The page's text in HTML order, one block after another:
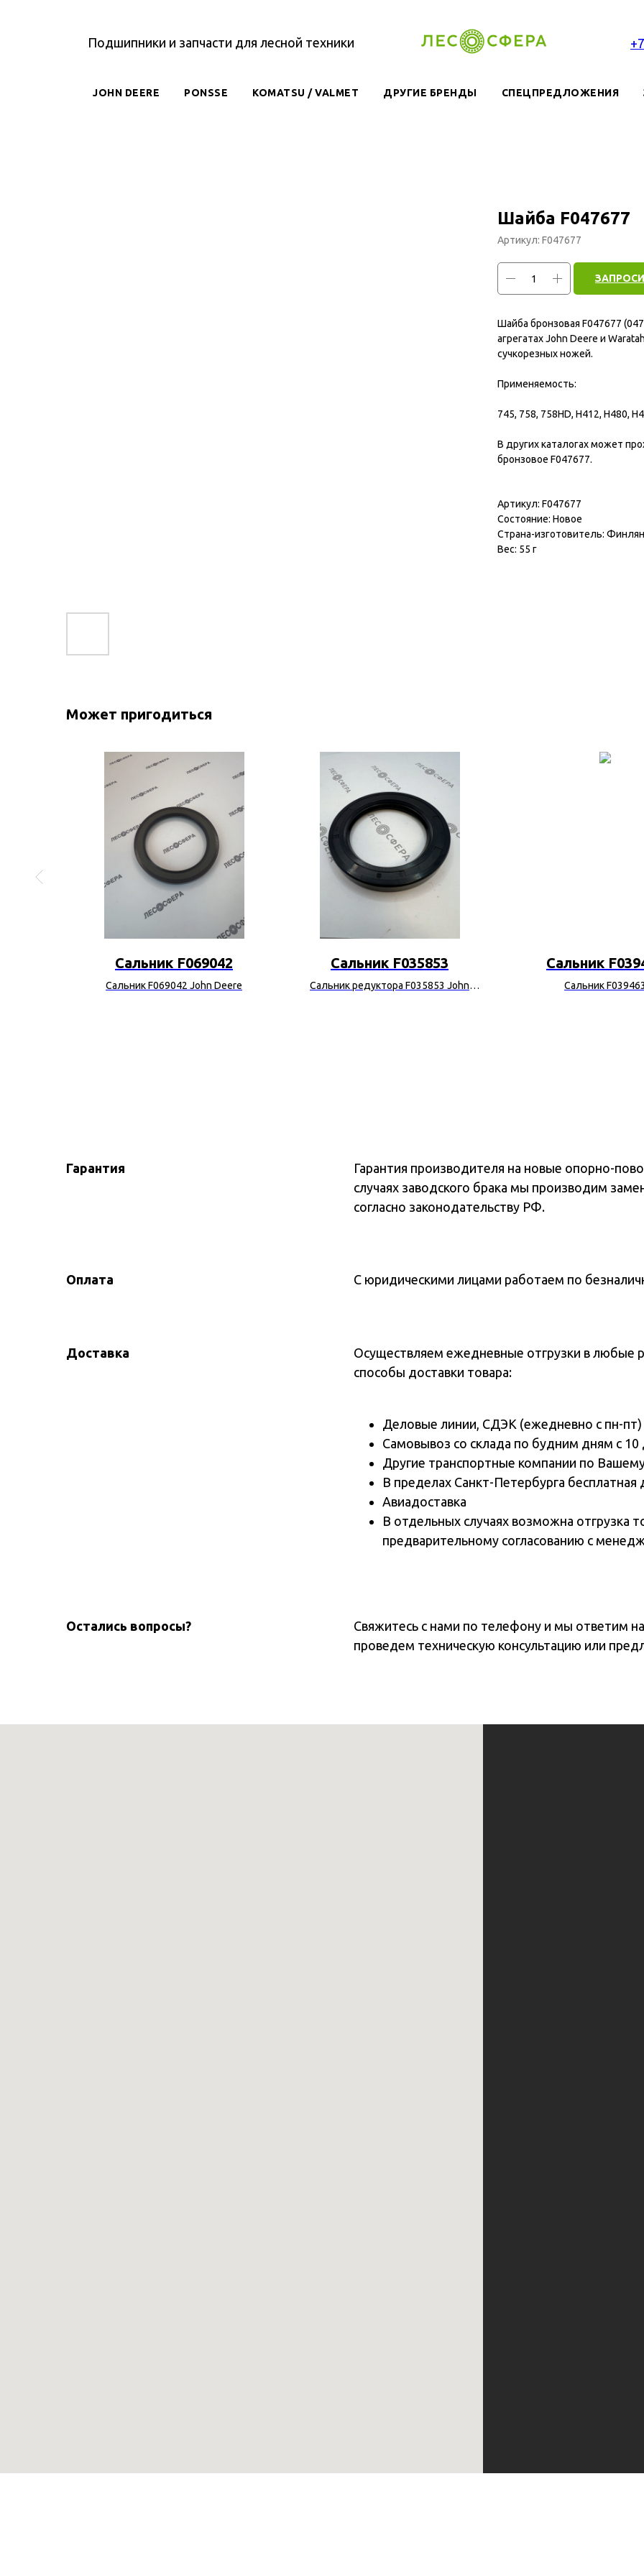
Подшипники и запчасти для лесной техники
JOHN DEERE PONSSE KOMATSU / VALMET ДРУГИЕ БРЕНДЫ СПЕЦПРЕДЛОЖЕНИЯ
Шайба F047677
Артикул: F047677
Шайба бронзовая F047677
агрегатах John Deere и
сучкорезных ножей.
Применяемость:
745, 758, 758HD, H412, H480,
В других каталогах может
бронзовое F047677.
Артикул: F047677
Состояние: Новое
Страна-изготовитель:
Вес: 55 г
Может пригодиться
Сальник F069042
Сальник F069042 John Deere
Сальник F035853
Сальник редуктора F035853 John
Сальник
Сальник F039463
Гарантия
Гарантия производителя на новые опорно-
случаях заводского брака мы производим
согласно законодательству РФ.
Оплата С юридическими лицами работаем по
Доставка
Осуществляем ежедневные отгрузки в любые
способы доставки товара:
Деловые линии, СДЭК (ежедневно с пн-пт)
Самовывоз со склада по будним дням с
Другие транспортные компании по
В пределах Санкт-Петербурга
Авиадоставка
В отдельных случаях возможна отгрузка
предварительному согласованию с
Остались вопросы?
Свяжитесь с нами по телефону и мы ответим
проведем техническую консультацию или